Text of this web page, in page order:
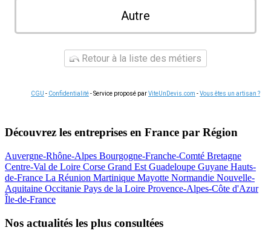
Autre
Retour à la liste des métiers
CGU - Confidentialité- Service proposé parViteUnDevis.com -Vous êtes un artisan ?
Découvrez les entreprises en France par Région
Auvergne-Rhône-Alpes Bourgogne-Franche-Comté Bretagne
Centre-Val de Loire Corse Grand Est Guadeloupe Guyane Hauts-
de-France La Réunion Martinique Mayotte Normandie Nouvelle-
Aquitaine Occitanie Pays de la Loire Provence-Alpes-Côte d'Azur
Île-de-France
Nos actualités les plus consultées